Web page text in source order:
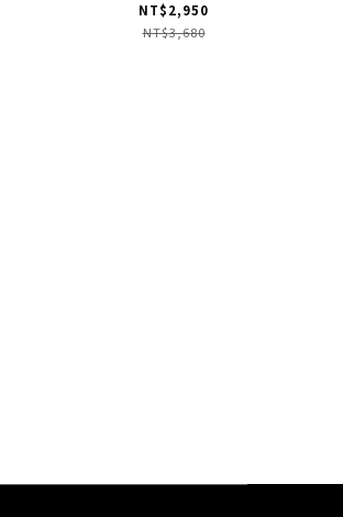
Crewneck Sweatshirt 2.1
Green 綠色
NT$2,950
NT$3,680